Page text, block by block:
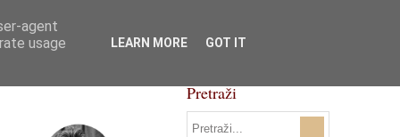
Svi natječaji
Pojmovnik
Pretraži
agent
usage
LEARN MORE GOT IT